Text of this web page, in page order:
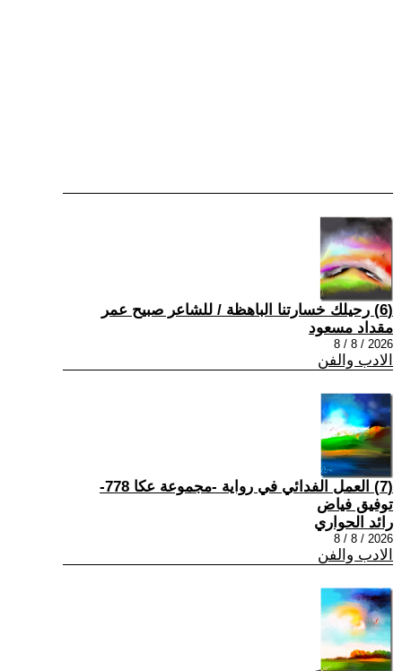
(6) رحيلك خسارتنا الباهظة / للشاعر صبيح عمر
مقداد مسعود
2026 / 8 / 8
الادب والفن
(7) العمل الفدائي في رواية -مجموعة عكا 778-
توفيق فياض
رائد الحواري
2026 / 8 / 8
الادب والفن